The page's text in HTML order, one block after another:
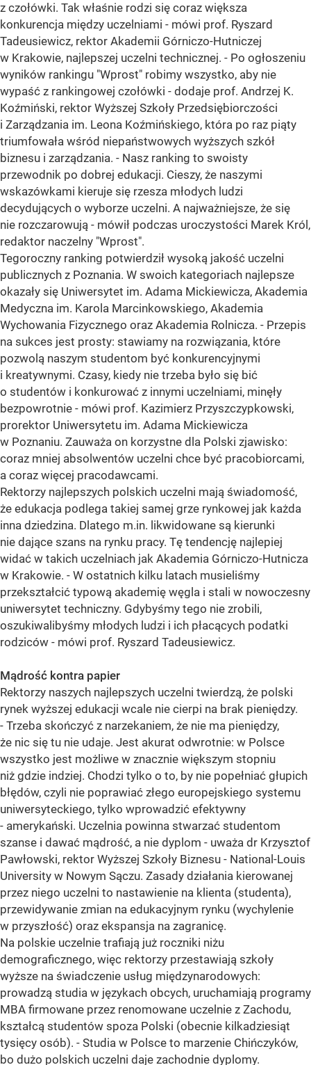
z czołówki. Tak właśnie rodzi się coraz większa
konkurencja między uczelniami - mówi prof. Ryszard
Tadeusiewicz, rektor Akademii Górniczo-Hutniczej
w Krakowie, najlepszej uczelni technicznej. - Po ogłoszeniu
wyników rankingu "Wprost" robimy wszystko, aby nie
wypaść z rankingowej czołówki - dodaje prof. Andrzej K.
Koźmiński, rektor Wyższej Szkoły Przedsiębiorczości
i Zarządzania im. Leona Koźmińskiego, która po raz piąty
triumfowała wśród niepaństwowych wyższych szkół
biznesu i zarządzania. - Nasz ranking to swoisty
przewodnik po dobrej edukacji. Cieszy, że naszymi
wskazówkami kieruje się rzesza młodych ludzi
decydujących o wyborze uczelni. A najważniejsze, że się
nie rozczarowują - mówił podczas uroczystości Marek Król,
redaktor naczelny "Wprost".
Tegoroczny ranking potwierdził wysoką jakość uczelni
publicznych z Poznania. W swoich kategoriach najlepsze
okazały się Uniwersytet im. Adama Mickiewicza, Akademia
Medyczna im. Karola Marcinkowskiego, Akademia
Wychowania Fizycznego oraz Akademia Rolnicza. - Przepis
na sukces jest prosty: stawiamy na rozwiązania, które
pozwolą naszym studentom być konkurencyjnymi
i kreatywnymi. Czasy, kiedy nie trzeba było się bić
o studentów i konkurować z innymi uczelniami, minęły
bezpowrotnie - mówi prof. Kazimierz Przyszczypkowski,
prorektor Uniwersytetu im. Adama Mickiewicza
w Poznaniu. Zauważa on korzystne dla Polski zjawisko:
coraz mniej absolwentów uczelni chce być pracobiorcami,
a coraz więcej pracodawcami.
Rektorzy najlepszych polskich uczelni mają świadomość,
że edukacja podlega takiej samej grze rynkowej jak każda
inna dziedzina. Dlatego m.in. likwidowane są kierunki
nie dające szans na rynku pracy. Tę tendencję najlepiej
widać w takich uczelniach jak Akademia Górniczo-Hutnicza
w Krakowie. - W ostatnich kilku latach musieliśmy
przekształcić typową akademię węgla i stali w nowoczesny
uniwersytet techniczny. Gdybyśmy tego nie zrobili,
oszukiwalibyśmy młodych ludzi i ich płacących podatki
rodziców - mówi prof. Ryszard Tadeusiewicz.
Mądrość kontra papier
Rektorzy naszych najlepszych uczelni twierdzą, że polski
rynek wyższej edukacji wcale nie cierpi na brak pieniędzy.
- Trzeba skończyć z narzekaniem, że nie ma pieniędzy,
że nic się tu nie udaje. Jest akurat odwrotnie: w Polsce
wszystko jest możliwe w znacznie większym stopniu
niż gdzie indziej. Chodzi tylko o to, by nie popełniać głupich
błędów, czyli nie poprawiać złego europejskiego systemu
uniwersyteckiego, tylko wprowadzić efektywny
- amerykański. Uczelnia powinna stwarzać studentom
szanse i dawać mądrość, a nie dyplom - uważa dr Krzysztof
Pawłowski, rektor Wyższej Szkoły Biznesu - National-Louis
University w Nowym Sączu. Zasady działania kierowanej
przez niego uczelni to nastawienie na klienta (studenta),
przewidywanie zmian na edukacyjnym rynku (wychylenie
w przyszłość) oraz ekspansja na zagranicę.
Na polskie uczelnie trafiają już roczniki niżu
demograficznego, więc rektorzy przestawiają szkoły
wyższe na świadczenie usług międzynarodowych:
prowadzą studia w językach obcych, uruchamiają programy
MBA firmowane przez renomowane uczelnie z Zachodu,
kształcą studentów spoza Polski (obecnie kilkadziesiąt
tysięcy osób). - Studia w Polsce to marzenie Chińczyków,
bo dużo polskich uczelni daje zachodnie dyplomy.